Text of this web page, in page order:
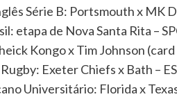
Série B: Portsmouth x MK
etapa de Nova Santa Rita –
Kongo x Tim Johnson
Exeter Chiefs x Bath –
Universitário: Florida x